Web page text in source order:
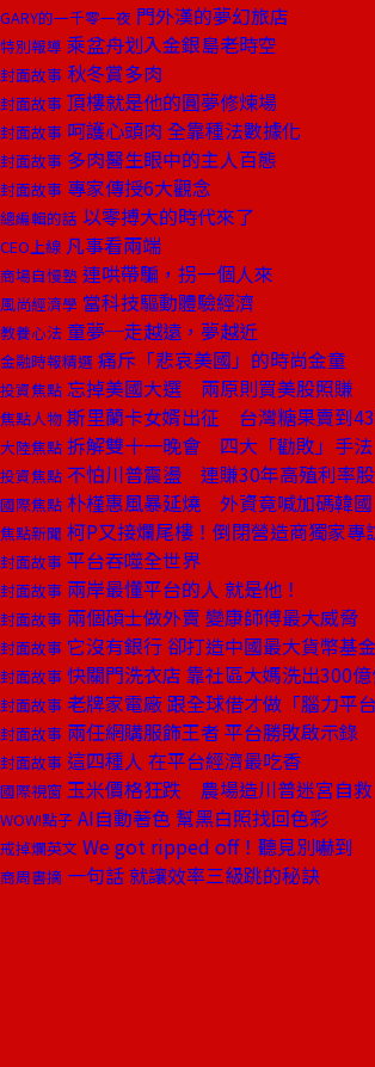
GARY的一千零一夜 門外漢的夢幻旅店
特別報導 乘盆舟划入金銀島老時空
封面故事 秋冬賞多肉
封面故事 頂樓就是他的圓夢修煉場
封面故事 呵護心頭肉 全靠種法數據化
封面故事 多肉醫生眼中的主人百態
封面故事 專家傳授6大觀念
總編輯的話 以零搏大的時代來了
CEO上線 凡事看兩端
商場自慢塾 連哄帶騙，拐一個人來
風尚經濟學 當科技驅動體驗經濟
教養心法 童夢─走越遠，夢越近
金融時報精選 痛斥「悲哀美國」的時尚金童
投資焦點 忘掉美國大選 兩原則買美股照賺
焦點人物 斯里蘭卡女婿出征 台灣糖果賣到
大陸焦點 拆解雙十一晚會 四大「勸敗」手法
投資焦點 不怕川普震盪 連賺30年高殖利率
國際焦點 朴槿惠風暴延燒 外資竟喊加碼韓國
焦點新聞 柯P又接爛尾樓！倒閉營造商獨家專
封面故事 平台吞噬全世界
封面故事 兩岸最懂平台的人 就是他！
封面故事 兩個碩士做外賣 變康師傅最大威脅
封面故事 它沒有銀行 卻打造中國最大貨幣基金
封面故事 快關門洗衣店 靠社區大媽洗出300
封面故事 老牌家電廠 跟全球借才做「腦力平台
封面故事 兩任網購服飾王者 平台勝敗啟示錄
封面故事 這四種人 在平台經濟最吃香
國際視窗 玉米價格狂跌 農場造川普迷宮自救
WOW!點子 AI自動著色 幫黑白照找回色彩
戒掉爛英文 We got ripped off！聽見別嚇到
商周書摘 一句話 就讓效率三級跳的秘訣